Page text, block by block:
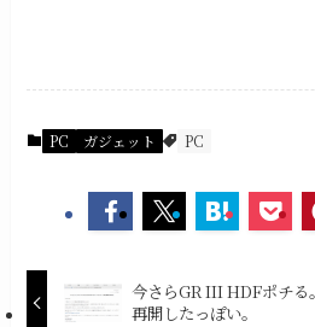
PC ガジェット PC
今さらGR III HDFポチ
再開したっぽい。